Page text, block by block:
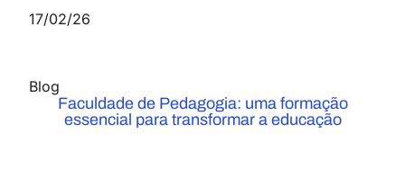
17/02/26
Blog
Faculdade de Pedagogia: uma formação
essencial para transformar a educação